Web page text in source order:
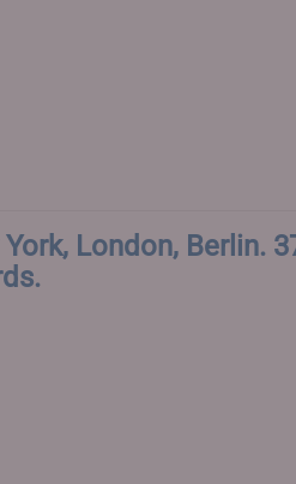
London, Berlin.